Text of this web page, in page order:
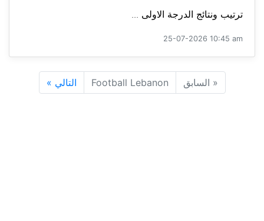
ترتيب ونتائج الدرجة الاولى ...
25-07-2026 10:45 am
« السابق Football Lebanon التالي »